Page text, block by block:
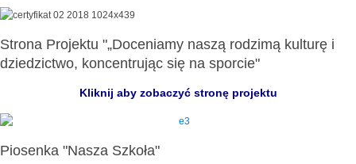
Strona Projektu "„Doceniamy naszą rodzimą kulturę i
dziedzictwo, koncentrując się na sporcie"
Kliknij aby zobaczyć stronę projektu
Piosenka "Nasza Szkoła"